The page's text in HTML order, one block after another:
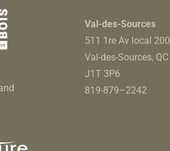
Val-des-Sources
511 1re Av local 200
Val-des-Sources, QC
J1T 3P6
819-879–2242